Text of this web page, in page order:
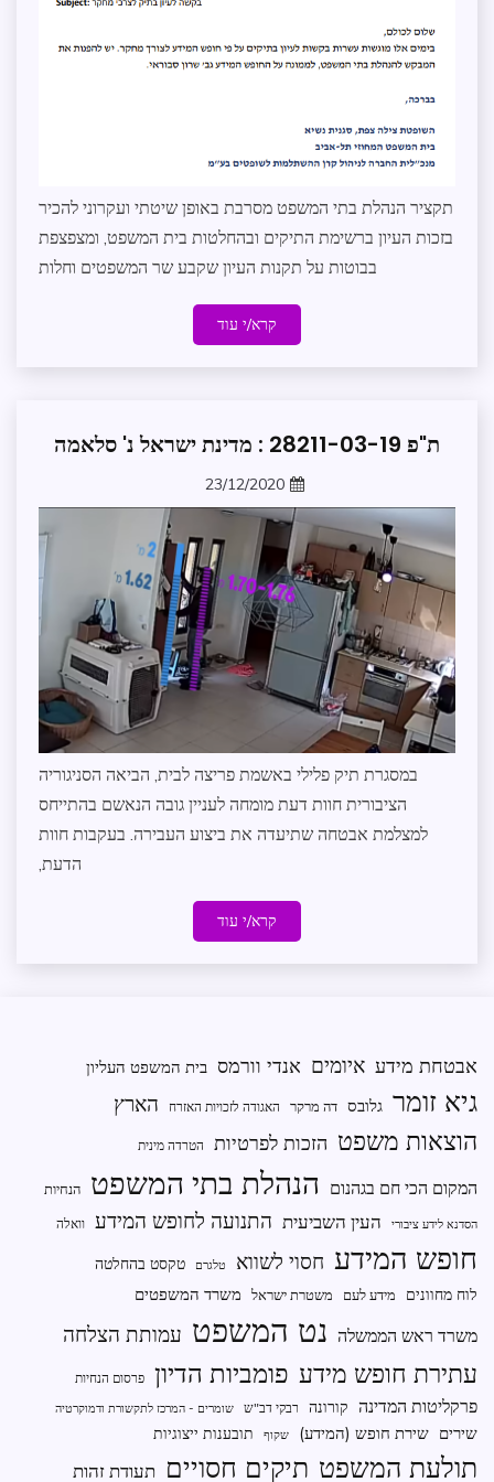
תקין
משפט
תקציר הנהלת בתי המשפט מסרבת באופן שיטתי ועקרוני להכיר
בזכות העיון ברשימת התיקים ובהחלטות בית המשפט, ומצפצפת
בבוטות על תקנות העיון שקבע שר המשפטים וחלות
קרא/י עוד
בקשת
מידע
שנמסר
ת"פ 28211-03-19 : מדינת ישראל נ' סלאמה
23/12/2020
zomer
במסגרת תיק פלילי באשמת פריצה לבית, הביאה הסניגוריה
הציבורית חוות דעת מומחה לעניין גובה הנאשם בהתייחס
למצלמת אבטחה שתיעדה את ביצוע העבירה. בעקבות חוות
הדעת,
קרא/י עוד
אבטחת מידע איומים אנדי וורמס בית המשפט העליון
גיא זומר גלובס דה מרקר האגודה לזכויות האזרח הארץ
הוצאות משפט הזכות לפרטיות הטרדה מינית
המקום הכי חם בגהנום הנהלת בתי המשפט הנחיות
הסדנא לידע ציבורי העין השביעית התנועה לחופש המידע וואלה
חופש המידע חסוי לשווא טלגרם
טקסט בהחלטה
לוח מחוונים
מידע לעם משטרת ישראל משרד המשפטים
משרד ראש הממשלה נט המשפט עמותת הצלחה
עתירת חופש מידע פומביות הדיון פרסום הנחיות
פרקליטות המדינה קורונה רבקי דב"ש שומרים - המרכז לתקשורת ודמוקרטיה
שירים שירת חופש (המידע) שקוף תובענות ייצוגיות
תולעת המשפט תיקים חסויים תעודת זהות